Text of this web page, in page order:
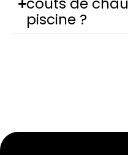
piscine ?